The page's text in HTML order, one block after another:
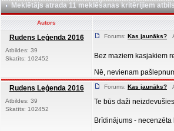
Meklētājs atrada 11 meklēšanas kritērijiem
Autors
Rudens Leģenda 2016
Atbildes: 39
Skatīts: 102452
Forums: Kas jaunāks?
Bez maziem kasjakiem
Nē, nevienam
Rudens Leģenda 2016
Atbildes: 39
Skatīts: 102452
Forums: Kas jaunāks?
Te būs daži
Brīdinājums - necenzēta